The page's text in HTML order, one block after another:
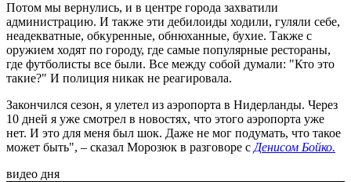
Потом мы вернулись, и в центре города захватили
администрацию. И также эти дебилоиды ходили, гуляли себе,
неадекватные, обкуренные, обнюханные, бухие. Также с
оружием ходят по городу, где самые популярные рестораны,
где футболисты все были. Все между собой думали: "Кто это
такие?" И полиция никак не реагировала.
Закончился сезон, я улетел из аэропорта в Нидерланды. Через
10 дней я уже смотрел в новостях, что этого аэропорта уже
нет. И это для меня был шок. Даже не мог подумать, что такое
может быть", – сказал Морозюк в разговоре с Денисом Бойко.
видео дня